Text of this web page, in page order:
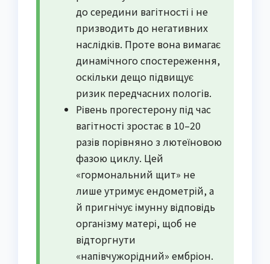
до середини вагітності і не
призводить до негативних
наслідків. Проте вона вимагає
динамічного спостереження,
оскільки дещо підвищує
ризик передчасних пологів.
Рівень прогестерону під час
вагітності зростає в 10–20
разів порівняно з лютеїновою
фазою циклу. Цей
«гормональний щит» не
лише утримує ендометрій, а
й пригнічує імунну відповідь
організму матері, щоб не
відторгнути
«напівчужорідний» ембріон.